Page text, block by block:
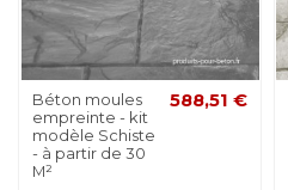
Béton moules
empreinte - kit
modèle Schiste
- à partir de 30
M²
588,51 €